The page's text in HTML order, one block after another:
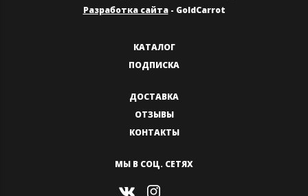
Разработка сайта- GoldCarrot
КАТАЛОГ
ПОДПИСКА
ДОСТАВКА
ОТЗЫВЫ
КОНТАКТЫ
МЫ В СОЦ. СЕТЯХ